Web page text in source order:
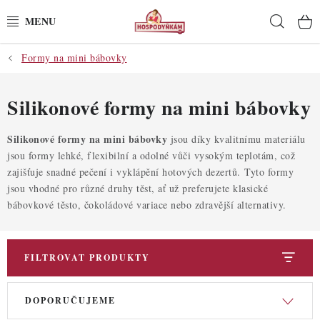
na
POTŘEBY
POMŮCKY
SUROVINY
DEKORACE
PRO OSLAVY
POCHUTINY
Formy na mini bábovky
Silikonové formy na mini bábovky
Silikonové formy na mini bábovky jsou díky kvalitnímu materiálu
jsou formy lehké, flexibilní a odolné vůči vysokým teplotám, což
zajišťuje snadné pečení i vyklápění hotových dezertů. Tyto formy
jsou vhodné pro různé druhy těst, ať už preferujete klasické
bábovkové těsto, čokoládové variace nebo zdravější alternativy.
FILTROVAT PRODUKTY
V
Ř DOPORUČUJEME